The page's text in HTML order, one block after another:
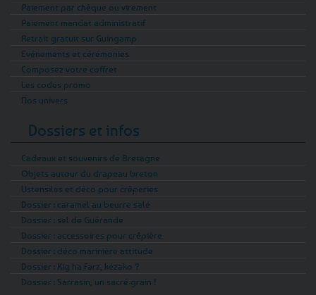
Paiement par chèque ou virement
Paiement mandat administratif
Retrait gratuit sur Guingamp
Evénements et cérémonies
Composez votre coffret
Les codes promo
Nos univers
Dossiers et infos
Cadeaux et souvenirs de Bretagne
Objets autour du drapeau breton
Ustensiles et déco pour crêperies
Dossier : caramel au beurre salé
Dossier : sel de Guérande
Dossier : accessoires pour crêpière
Dossier : déco marinière attitude
Dossier : Kig ha Farz, kézako ?
Dossier : Sarrasin, un sacré grain !